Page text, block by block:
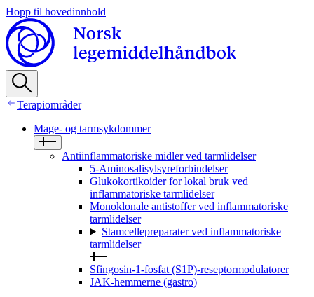
Hopp til hovedinnhold
Terapiområder
Mage- og tarmsykdommer
Antiinflammatoriske midler ved tarmlidelser
5-Aminosalisylsyreforbindelser
Glukokortikoider for lokal bruk ved
inflammatoriske tarmlidelser
Monoklonale antistoffer ved inflammatoriske
tarmlidelser
Stamcellepreparater ved inflammatoriske
tarmlidelser
Sfingosin-1-fosfat (S1P)-reseptormodulatorer
JAK-hemmerne (gastro)